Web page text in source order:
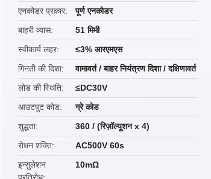
एनकोडर प्रकार
पूर्ण एनकोडर
बाहरी व्यास
51 मिमी
स्वीकार्य लहर
≤3% आरएमएस
गिनती की दिशा
वामावर्त / बाहर नियंत्रण दिशा / दक्षिणावर्त
लोड की स्थिति
≤DC30V
आउटपुट कोड
ग्रे कोड
शुद्धता
360 / (रिज़ॉल्यूशन x 4)
रोधन शक्ति
AC500V 60s
इन्सुलेशन
10mΩ